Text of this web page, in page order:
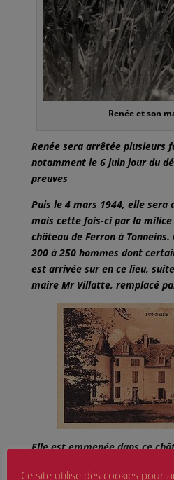
Renée et son
Renée sera arrêtée plusieurs
notamment le 6 juin jour du
preuves
Puis le 4 mars 1944, elle sera
mais cette fois-ci par la milice
château de Ferron à
200 à 250 hommes dont
est arrivée sur en ce lieu,
maire Mr Villatte, remplacé
Elle est emmenée dans ce
Ce site utilise des cookies pour